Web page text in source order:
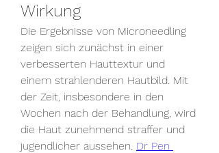
Wirkung
Die Ergebnisse von Microneedling
zeigen sich zunächst in einer
verbesserten Hauttextur und
einem strahlenderen Hautbild. Mit
der Zeit, insbesondere in den
Wochen nach der Behandlung, wird
die Haut zunehmend straffer und
jugendlicher aussehen. Dr Pen